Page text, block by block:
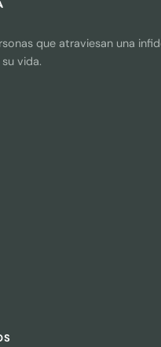
que atraviesan una
vida.